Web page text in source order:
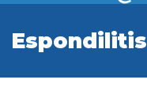
Espondilitis